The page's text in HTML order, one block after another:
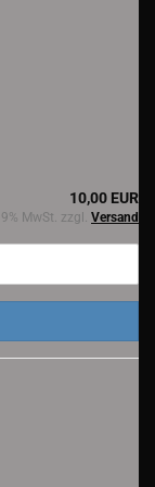
10,00 EUR
MwSt. zzgl. Versand